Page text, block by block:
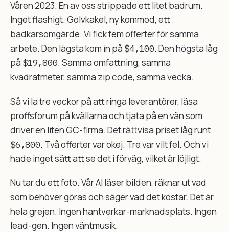
Våren 2023. En av oss strippade ett litet badrum.
Inget flashigt. Golvkakel, ny kommod, ett
badkarsomgärde. Vi fick fem offerter för samma
arbete. Den lägsta kom in på $4,100. Den högsta låg
på $19,800. Samma omfattning, samma
kvadratmeter, samma zip code, samma vecka.
Så vi la tre veckor på att ringa leverantörer, läsa
proffsforum på kvällarna och tjata på en vän som
driver en liten GC-firma. Det rättvisa priset låg runt
$6,800. Två offerter var okej. Tre var vilt fel. Och vi
hade inget sätt att se det i förväg, vilket är löjligt.
Nu tar du ett foto. Vår AI läser bilden, räknar ut vad
som behöver göras och säger vad det kostar. Det är
hela grejen. Ingen hantverkar-marknadsplats. Ingen
lead-gen. Ingen väntmusik.